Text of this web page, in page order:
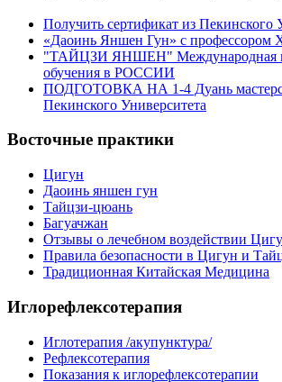
Получить сертификат из Пекинского
«Даоинь Яншен Гун» с профессором
"ТАЙЦЗИ ЯНШЕН" Международная
обучения в РОССИИ
ПОДГОТОВКА НА 1-4 Дуань
Пекинского Университета
Восточные практики
Цигун
Даоинь яншен гун
Тайцзи-цюань
Багуачжан
Отзывы о лечебном воздействии
Правила безопасности в Цигун и
Традиционная Китайская Медицина
Иглорефлексотерапия
Иглотерапия /акупунктура/
Рефлексотерапия
Показания к иглорефлексотерапии